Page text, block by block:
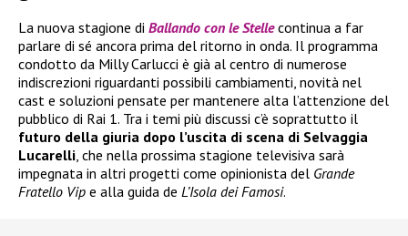
La nuova stagione di Ballando con le Stellecontinua a far
parlare di sé ancora prima del ritorno in onda. Il programma
condotto da Milly Carlucci è già al centro di numerose
indiscrezioni riguardanti possibili cambiamenti, novità nel
cast e soluzioni pensate per mantenere alta l’attenzione del
pubblico di Rai 1. Tra i temi più discussi c’è soprattutto il
futuro della giuria dopo l’uscita di scena di Selvaggia
Lucarelli, che nella prossima stagione televisiva sarà
impegnata in altri progetti come opinionista del Grande
Fratello Vip e alla guida de L’Isola dei Famosi.